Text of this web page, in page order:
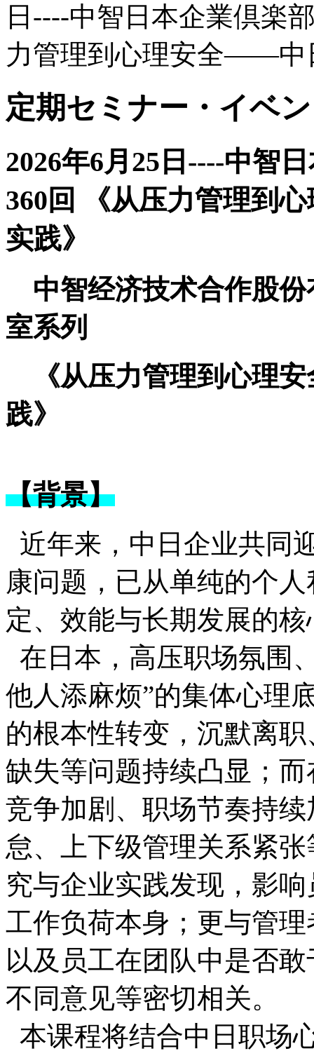
日----中智日本企業倶楽
力管理到心理安全——中
定期セミナー・イベ
2026年6月25日----中智
360回 《从压力管理到
实践》
中智经济技术合作股
室系列
《从压力管理到心理
践》
【背景】
近年来，中日企业共同
康问题，已从单纯的个
定、效能与长期发展的
在日本，高压职场氛围
他人添麻烦”的集体心理
的根本性转变，沉默离
缺失等问题持续凸显；
竞争加剧、职场节奏持
怠、上下级管理关系紧
究与企业实践发现，影
工作负荷本身；更与管
以及员工在团队中是否
不同意见等密切相关。
本课程将结合中日职场